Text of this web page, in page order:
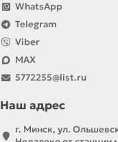
WhatsApp
Telegram
Viber
MAX
5772255@list.ru
Наш адрес
г. Минск, ул.